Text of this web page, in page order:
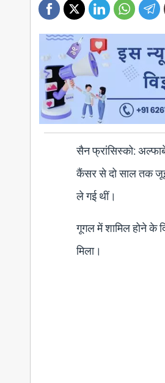
सैन फ्रांसिस्को:
कैंसर से दो साल तक
ले गई थीं।
गूगल में शामिल होने के
मिला।